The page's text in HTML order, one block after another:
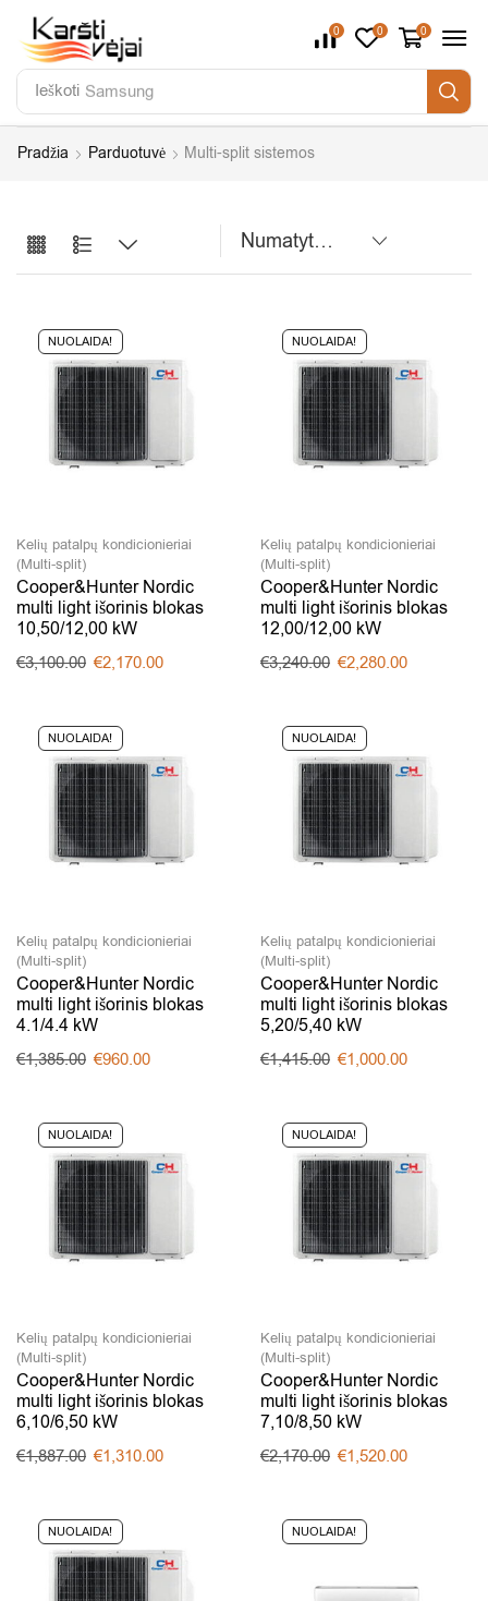
Ieškoti Samsung
0 0 0
Pradžia Parduotuvė Multi-split sistemos
NUOLAIDA!
Kelių patalpų kondicionieriai
(Multi-split)
Cooper&Hunter Nordic
multi light išorinis blokas
10,50/12,00 kW
€3,100.00 €2,170.00
NUOLAIDA!
Kelių patalpų kondicionieriai
(Multi-split)
Cooper&Hunter Nordic
multi light išorinis blokas
12,00/12,00 kW
€3,240.00 €2,280.00
NUOLAIDA!
Kelių patalpų kondicionieriai
(Multi-split)
Cooper&Hunter Nordic
multi light išorinis blokas
4.1/4.4 kW
€1,385.00 €960.00
NUOLAIDA!
Kelių patalpų kondicionieriai
(Multi-split)
Cooper&Hunter Nordic
multi light išorinis blokas
5,20/5,40 kW
€1,415.00 €1,000.00
NUOLAIDA!
Kelių patalpų kondicionieriai
(Multi-split)
Cooper&Hunter Nordic
multi light išorinis blokas
6,10/6,50 kW
€1,887.00 €1,310.00
NUOLAIDA!
Kelių patalpų kondicionieriai
(Multi-split)
Cooper&Hunter Nordic
multi light išorinis blokas
7,10/8,50 kW
€2,170.00 €1,520.00
NUOLAIDA! NUOLAIDA!